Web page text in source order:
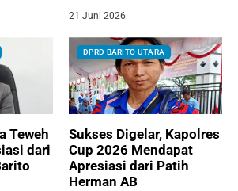
21 Juni 2026
Teweh
dari
DPRD BARITO UTARA
Sukses Digelar, Kapolres
Cup 2026 Mendapat
Apresiasi dari Patih
Herman AB